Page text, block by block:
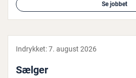
Se jobbet
Indrykket:7. august 2026
Sælger